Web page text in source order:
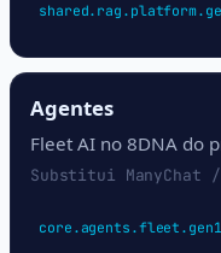
Agentes
Fleet AI no 8DNA do
Substitui ManyChat
core.agents.fleet.gen1